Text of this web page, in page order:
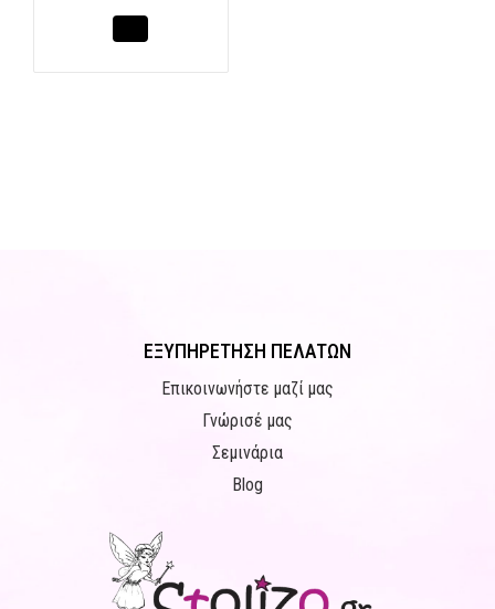
ΕΞΥΠΗΡΕΤΗΣΗ ΠΕΛΑΤΩΝ
Επικοινωνήστε μαζί μας
Γνώρισέ μας
Σεμινάρια
Blog